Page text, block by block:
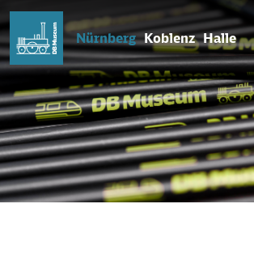
Nürnberg Koblenz Halle